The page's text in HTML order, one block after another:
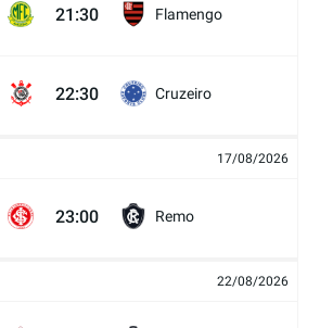
21:30 Flamengo
22:30 Cruzeiro
17/08/2026
23:00 Remo
22/08/2026